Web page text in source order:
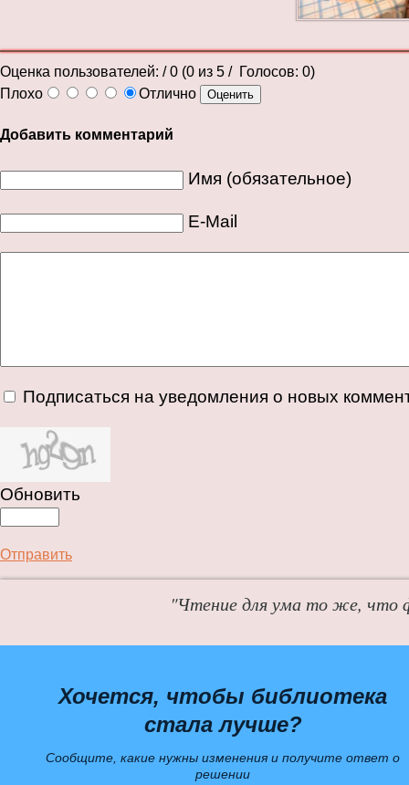
Оценка пользователей: / 0 (0 из 5 / Голосов: 0)
Плохо
Отлично
Добавить комментарий
Имя (обязательное)
E-Mail
Подписаться на уведомления о новых
Обновить
Отправить
"Чтение для ума то же, что
Хочется, чтобы библиотека
стала лучше?
Сообщите, какие нужны изменения и получите ответ о
решении